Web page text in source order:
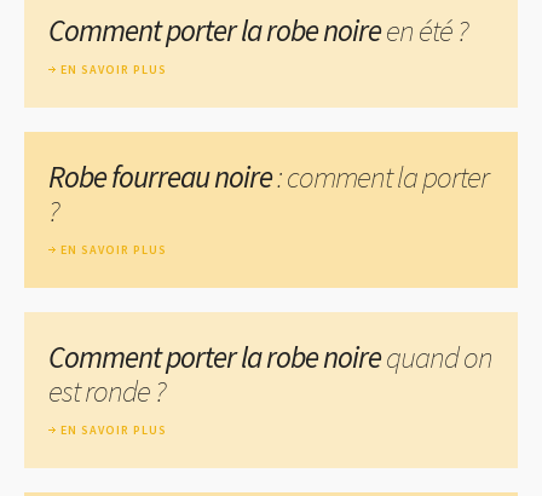
Comment porter la robe noireen été ?
EN SAVOIR PLUS
Robe fourreau noire: comment la porter
?
EN SAVOIR PLUS
Comment porter la robe noirequand on
est ronde ?
EN SAVOIR PLUS